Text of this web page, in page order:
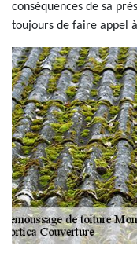
conséquences de sa
toujours de faire appel